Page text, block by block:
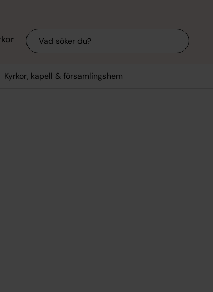
Sök
Kyrkor, kapell & församlingshem